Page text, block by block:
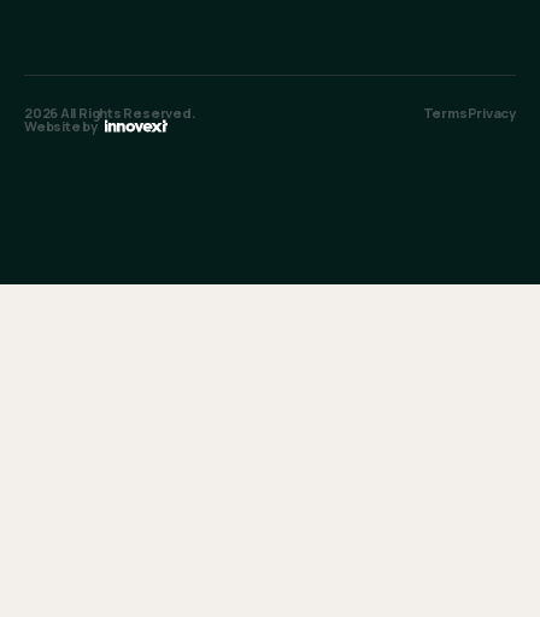
2026 All Rights Reserved. TermsPrivacy
Website by